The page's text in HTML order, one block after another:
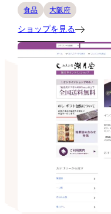
食品 大阪府
ショップを見る